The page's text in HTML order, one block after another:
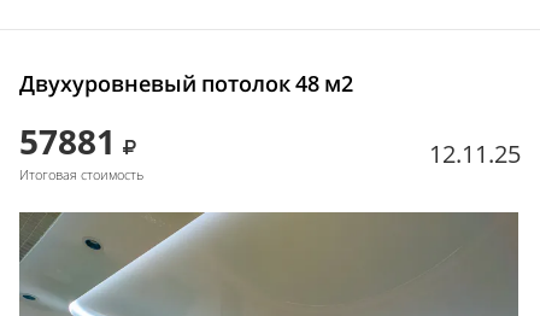
Двухуровневый потолок 48 м2
57881
Итоговая стоимость
12.11.25